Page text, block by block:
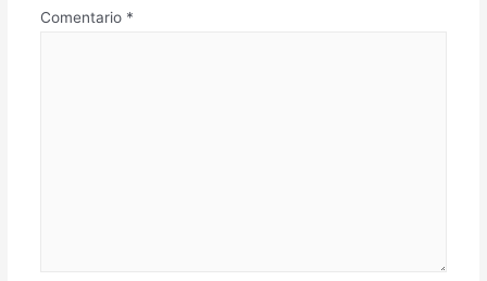
Comentario *